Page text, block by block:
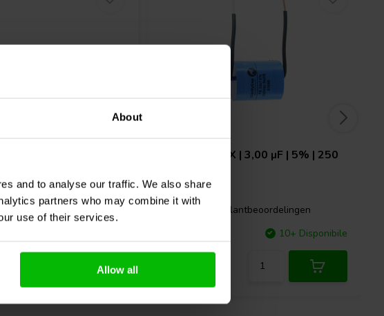
About
and to analyse our traffic. We also share
partners who may combine it with
use of their services.
Allow all
klantbeoordelingen
PX | 3,00 µF | 5% | 250
0 klantbeoordelingen
10+ Disponibile